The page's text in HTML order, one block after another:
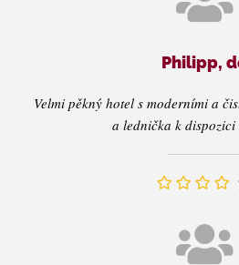
Philipp,
Velmi pěkný hotel s moderními a
a lednička k